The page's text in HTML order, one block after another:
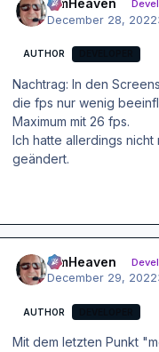
simHeaven
December 28, 2022
AUTHOR
Nachtrag: In den
die fps nur wenig
Maximum mit 26 fps.
Ich hatte allerdings
geändert.
simHeaven
December 29, 2022
AUTHOR
Mit dem letzten Punkt